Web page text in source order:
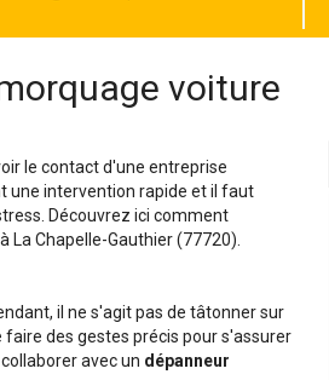
voiture
le contact d'une entreprise
une intervention rapide et il faut
Découvrez ici comment
Chapelle-Gauthier (77720).
il ne s'agit pas de tâtonner sur
des gestes précis pour s'assurer
avec un dépanneur